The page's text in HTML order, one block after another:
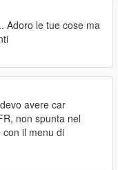
Adoro le tue cose ma
avere car
non spunta nel
il menu di